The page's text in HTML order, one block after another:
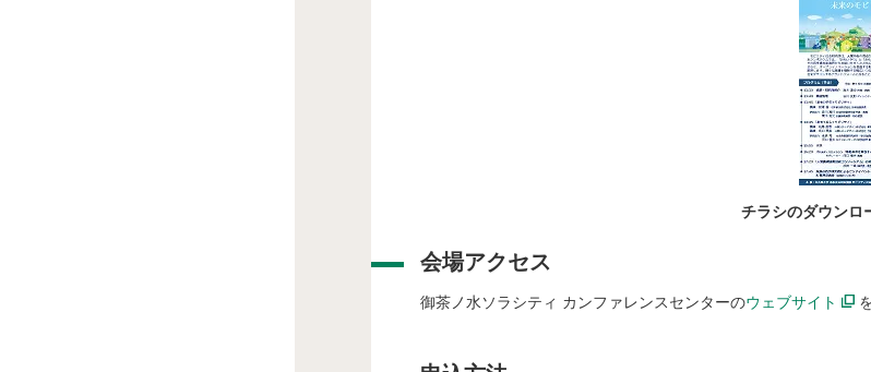
チラシのダウンロ
会場アクセス
御茶ノ水ソラシティ カンファレンスセンターのウェブサイト